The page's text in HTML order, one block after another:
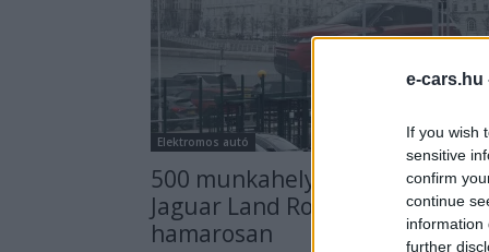
e-cars.hu
If you wish
sensitive
confirm
continue
information
further
Elektromos autó
500 munkahely szűnik meg a
Jaguar Land Rovernél
hamarosan